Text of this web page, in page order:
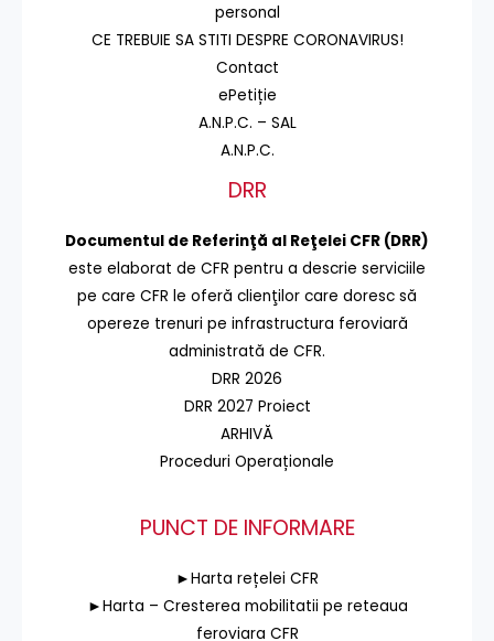
personal
CE TREBUIE SA STITI DESPRE CORONAVIRUS!
Contact
ePetiție
A.N.P.C. – SAL
A.N.P.C.
DRR
Documentul de Referinţă al Reţelei CFR (DRR)
este elaborat de CFR pentru a descrie serviciile
pe care CFR le oferă clienţilor care doresc să
opereze trenuri pe infrastructura feroviară
administrată de CFR.
DRR 2026
DRR 2027 Proiect
ARHIVĂ
Proceduri Operaționale
PUNCT DE INFORMARE
►Harta rețelei CFR
►Harta – Cresterea mobilitatii pe reteaua
feroviara CFR